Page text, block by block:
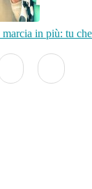
in più: tu